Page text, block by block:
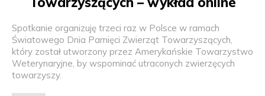
Spotkanie organizuję trzeci raz w Polsce w ramach
Światowego Dnia Pamięci Zwierząt Towarzyszących,
który został utworzony przez Amerykańskie Towarzystwo
Weterynaryjne, by wspominać utraconych zwierzęcych
towarzyszy.